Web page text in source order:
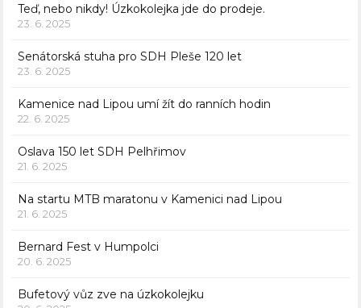
Teď, nebo nikdy! Úzkokolejka jde do prodeje.
23. 6. 2025
Senátorská stuha pro SDH Pleše 120 let
23. 6. 2025
Kamenice nad Lipou umí žít do ranních hodin
22. 6. 2025
Oslava 150 let SDH Pelhřimov
21. 6. 2025
Na startu MTB maratonu v Kamenici nad Lipou
21. 6. 2025
Bernard Fest v Humpolci
20. 6. 2025
Bufetový vůz zve na úzkokolejku